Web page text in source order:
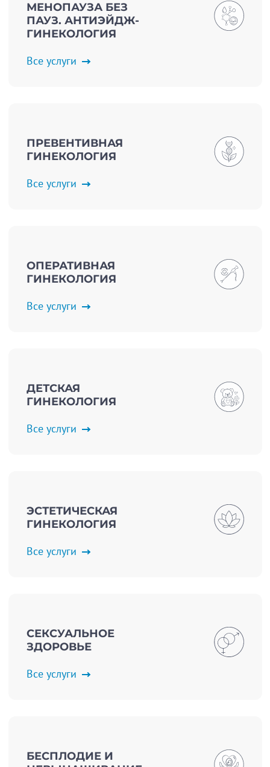
МЕНОПАУЗА БЕЗ
ПАУЗ. АНТИЭЙДЖ-
ГИНЕКОЛОГИЯ
Все услуги
ПРЕВЕНТИВНАЯ
ГИНЕКОЛОГИЯ
Все услуги
ОПЕРАТИВНАЯ
ГИНЕКОЛОГИЯ
Все услуги
ДЕТСКАЯ
ГИНЕКОЛОГИЯ
Все услуги
ЭСТЕТИЧЕСКАЯ
ГИНЕКОЛОГИЯ
Все услуги
СЕКСУАЛЬНОЕ
ЗДОРОВЬЕ
Все услуги
БЕСПЛОДИЕ И